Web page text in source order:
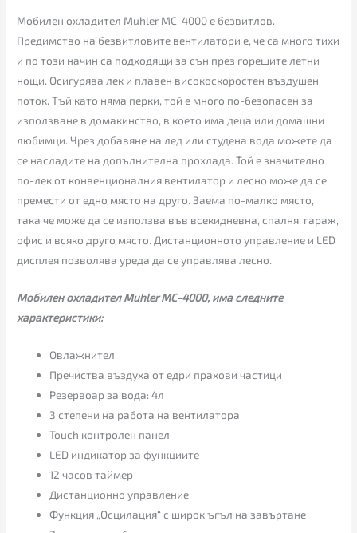
Мобилен охладител Muhler MC-4000 е безвитлов.
Предимство на безвитловите вентилатори е, че са много тихи
и по този начин са подходящи за сън през горещите летни
нощи. Осигурява лек и плавен високоскоростен въздушен
поток. Тъй като няма перки, той е много по-безопасен за
използване в домакинство, в което има деца или домашни
любимци. Чрез добавяне на лед или студена вода можете да
се насладите на допълнителна прохлада. Той е значително
по-лек от конвенционалния вентилатор и лесно може да се
премести от едно място на друго. Заема по-малко място,
така че може да се използва във всекидневна, спалня, гараж,
офис и всяко друго място. Дистанционното управление и LED
дисплея позволява уреда да се управлява лесно.
Мобилен охладител Muhler MC-4000, има следните
характеристики:
Овлажнител
Пречиства въздуха от едри прахови частици
Резервоар за вода: 4л
3 степени на работа на вентилатора
Touch контролен панел
LED индикатор за функциите
12 часов таймер
Дистанционно управление
Функция „Осцилация“ с широк ъгъл на завъртане